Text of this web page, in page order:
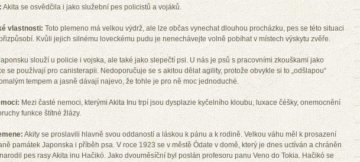
Akita se osvědčila i jako služební pes policistů a vojáků.
vlastnosti: Toto plemeno má velkou výdrž, ale lze občas vynechat dlouhou procházku, pes se této situaci
Kvůli jejich silnému loveckému pudu je nenechávejte volně pobíhat v místech výskytu zvěře.
slouží u policie i vojska, ale také jako slepečtí psi. U nás je psů s pracovními zkouškami jako
se používají pro canisterapii. Nedoporučuje se s akitou dělat agility, protože obvykle si to „odšlapou“
tempem a jasně dávají najevo, že tohle je pro ně moc jednoduché.
Mezi časté nemoci, kterými Akita Inu trpí jsou dysplazie kyčelního kloubu, luxace čéšky, onemocnění
funkce štítné žlázy.
Akity se proslavili hlavně svou oddaností a láskou k pánu a k rodině. Velkou váhu měl k prosazení
památek Japonska i příběh psa. V roce 1923 se v městě Ódate v domě, který je dnes uctíván a chráněn
pes rasy Akita inu Hačikó. Jako dvouměsíční byl poslán profesoru panu Veno do Tokia. Hačikó se